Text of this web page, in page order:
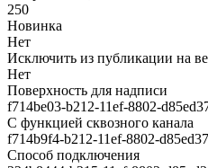
250
Новинка
Нет
Исключить из публикации на
Нет
Поверхность для надписи
f714be03-b212-11ef-8802-
С функцией сквозного канала
f714b9f4-b212-11ef-8802-
Способ подключения